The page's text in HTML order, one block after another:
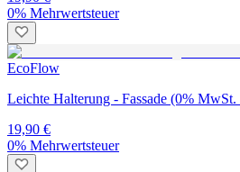
0% Mehrwertsteuer
EcoFlow
Leichte Halterung - Fassade (0%
19,90 €
0% Mehrwertsteuer